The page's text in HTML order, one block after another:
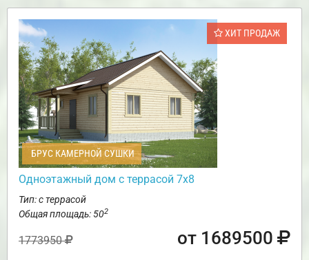
ХИТ ПРОДАЖ
БРУС КАМЕРНОЙ СУШКИ
Одноэтажный дом с террасой 7х8
Тип: с террасой
Общая площадь: 502
1773950 от 1689500